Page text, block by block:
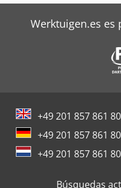
Werktuigen.es
+49 201 857 861 80
+49 201 857 861 80
+49 201 857 861 80
Búsquedas